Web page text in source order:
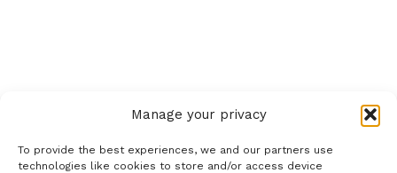
Manage your privacy
To provide the best experiences, we and our partners use
technologies like cookies to store and/or access device